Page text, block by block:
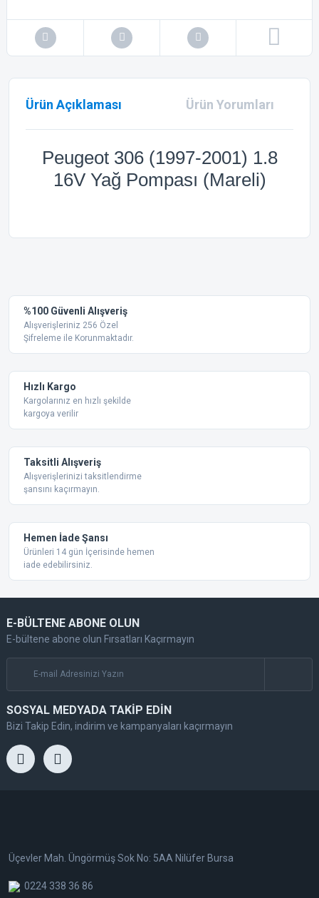
Ürün Açıklaması Ürün Yorumları
Peugeot 306 (1997-2001) 1.8
16V Yağ Pompası (Mareli)
Ürün resmi kalitesiz, bozuk veya görüntülenemiyor.
Ürün açıklamasında eksik bilgiler bulunuyor.
Bu ürüne benzer farklı alternatifler olmalı.
%100 Güvenli Alışveriş
Alışverişleriniz 256 Özel
Şifreleme ile Korunmaktadır.
Hızlı Kargo
Kargolarınız en hızlı şekilde
kargoya verilir
Taksitli Alışveriş
Alışverişlerinizi taksitlendirme
şansını kaçırmayın.
Hemen İade Şansı
Ürünleri 14 gün İçerisinde hemen
iade edebilirsiniz.
E-BÜLTENE ABONE OLUN
E-bültene abone olun Fırsatları Kaçırmayın
SOSYAL MEDYADA TAKİP EDİN
Bizi Takip Edin, indirim ve kampanyaları kaçırmayın
Üçevler Mah. Üngörmüş Sok No: 5AA Nilüfer Bursa
0224 338 36 86